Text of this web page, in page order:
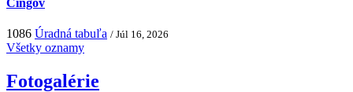
1086 Úradná tabuľa / Júl 16, 2026
Všetky oznamy
Fotogalérie